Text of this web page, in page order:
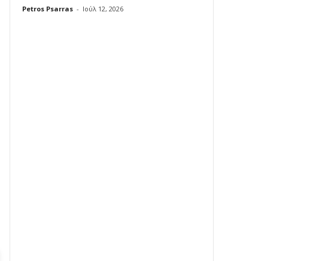
Petros Psarras - Ιούλ 12, 2026